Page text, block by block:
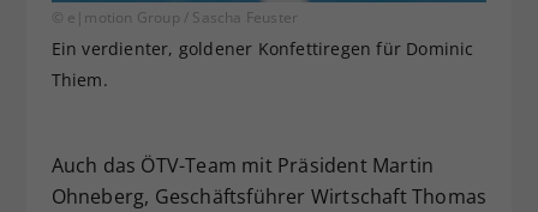
© e|motion Group / Sascha Feuster
Ein verdienter, goldener Konfettiregen für Dominic
Thiem.
Auch das ÖTV-Team mit Präsident Martin
Ohneberg, Geschäftsführer Wirtschaft Thomas